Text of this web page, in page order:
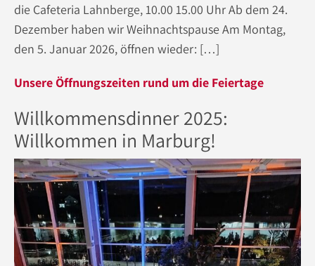
die Cafeteria Lahnberge, 10.00 15.00 Uhr Ab dem 24.
Dezember haben wir Weihnachtspause Am Montag,
den 5. Januar 2026, öffnen wieder: […]
Unsere Öffnungszeiten rund um die Feiertage
Willkommensdinner 2025:
Willkommen in Marburg!